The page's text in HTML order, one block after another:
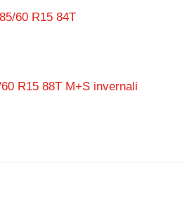
60 R15 84T
R15 88T M+S invernali